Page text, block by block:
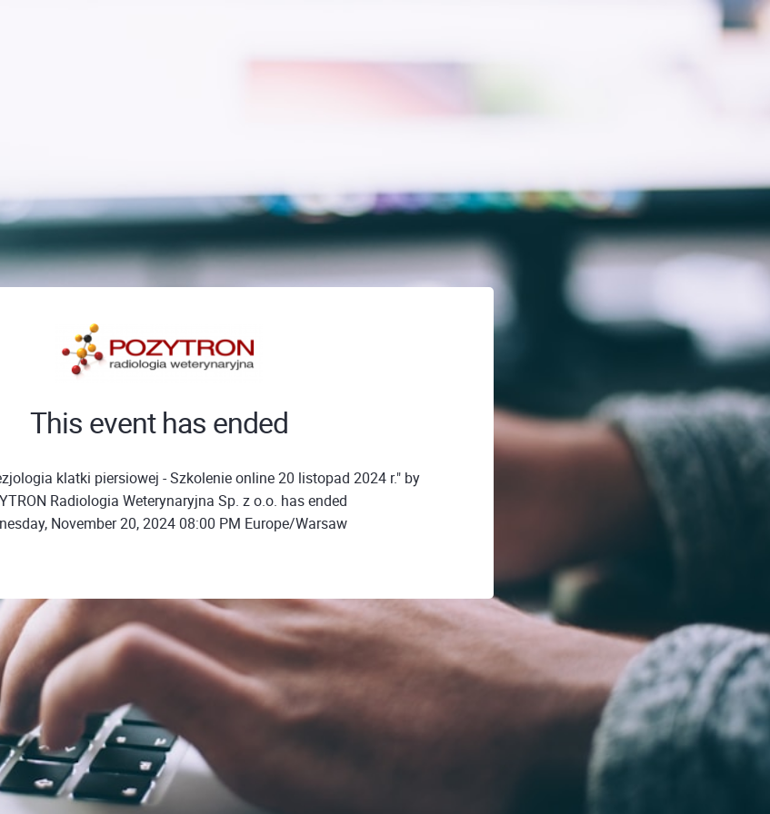
This event has ended
klatki piersiowej - Szkolenie online 20 listopad 2024 r." by
Radiologia Weterynaryjna Sp. z o.o. has ended
November 20, 2024 08:00 PM Europe/Warsaw